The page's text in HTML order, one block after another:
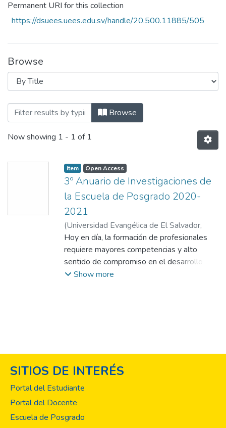
Permanent URI for this collection
https://dsuees.uees.edu.sv/handle/20.500.11885/505
Browse
Browsing 3° Anuario de
Browse
Now showing 1 - 1 of 1
Item Open Access
3º Anuario de Investigaciones de
la Escuela de Posgrado 2020-
2021
(Universidad Evangélica de El Salvador,
2021) Direcciones de Publicaciones
Hoy en día, la formación de profesionales
requiere mayores competencias y alto
sentido de compromiso en el desarrollo de
la sociedad. En este sentido, la Escuela de
El anuario de investigación es una
publicación multidisciplinaria que promueve
aportan a la construcción colectiva del
conocimiento. En esta edición se presenta
Show more
SITIOS DE INTERÉS
Portal del Estudiante
Portal del Docente
Escuela de Posgrado